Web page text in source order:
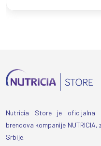
Nutricia Store je oficijalna
brendova kompanije
Srbije.